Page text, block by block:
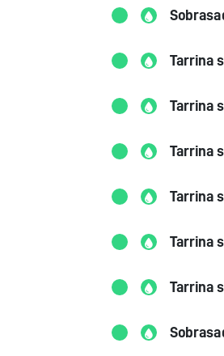
Tarrina
Tarrina
Tarrina
Tarrina
Tarrina
Tarrina